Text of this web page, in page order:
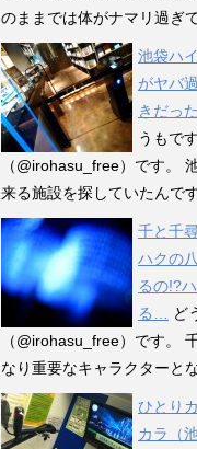
のままでは体がナマリ過ぎて
池袋ハ
がヤバ
きだっ
うもで
（@irohasu_free）です。
来る施設を探していたんです
千と千
ハクの
るの!?
る…
ど
（@irohasu_free）です。
なり重要なキャラクターとな
ひとり
カラ（